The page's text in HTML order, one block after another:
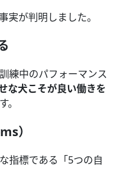
実が判明しました。
練中のパフォーマンス
せな犬こそが良い働きを
。
）
指標である「5つの自